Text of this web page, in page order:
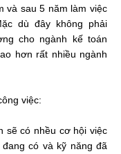
và sau 5 năm làm việc
dù đây không phải
cho ngành kế toán
hơn rất nhiều ngành
việc:
sẽ có nhều cơ hội việc
có và kỹ năng đã